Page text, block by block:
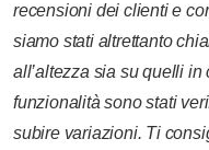
recensioni dei clienti e
siamo stati altrettanto
all’altezza sia su quelli
funzionalità sono stati
subire variazioni. Ti